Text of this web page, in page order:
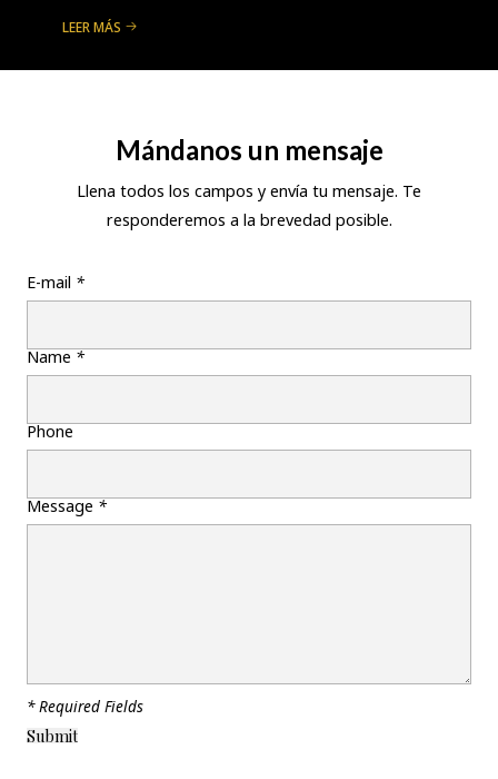
LEER MÁS
Mándanos un mensaje
Llena todos los campos y envía tu mensaje. Te
responderemos a la brevedad posible.
E-mail *
Name*
Phone
Message*
* Required Fields